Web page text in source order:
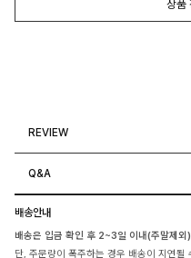
상품
REVIEW
Q&A
배송안내
배송은 입금 확인 후 2~3일 이내(주말제외
단, 주문량이 폭주하는 경우 배송이 지연될